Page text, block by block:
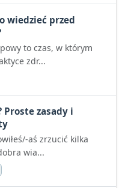
wiedzieć przed
to czas, w którym
zdr...
Proste zasady i
aś zrzucić kilka
wia...